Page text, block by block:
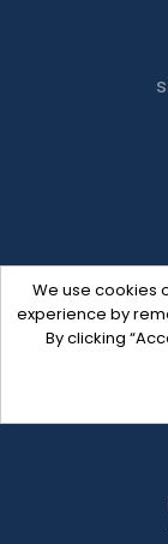
We use cookies
experience by
By clicking